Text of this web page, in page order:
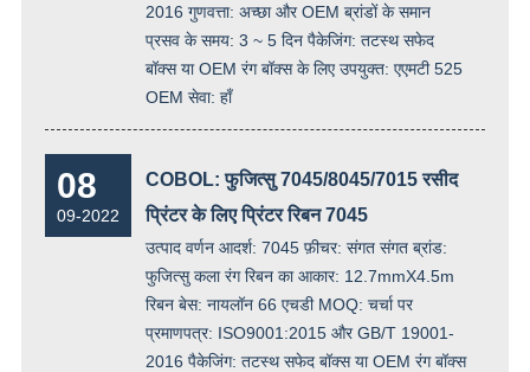
2016 गुणवत्ता: अच्छा और OEM ब्रांडों के समान
प्रसव के समय: 3 ~ 5 दिन पैकेजिंग: तटस्थ सफेद
बॉक्स या OEM रंग बॉक्स के लिए उपयुक्त: एएमटी 525
OEM सेवा: हाँ
08
09-2022
COBOL: फुजित्सु 7045/8045/7015 रसीद
प्रिंटर के लिए प्रिंटर रिबन 7045
उत्पाद वर्णन आदर्श: 7045 फ़ीचर: संगत संगत ब्रांड:
फुजित्सु कला रंग रिबन का आकार: 12.7mmX4.5m
रिबन बेस: नायलॉन 66 एचडी MOQ: चर्चा पर
प्रमाणपत्र: ISO9001:2015 और GB/T 19001-
2016 पैकेजिंग: तटस्थ सफेद बॉक्स या OEM रंग बॉक्स